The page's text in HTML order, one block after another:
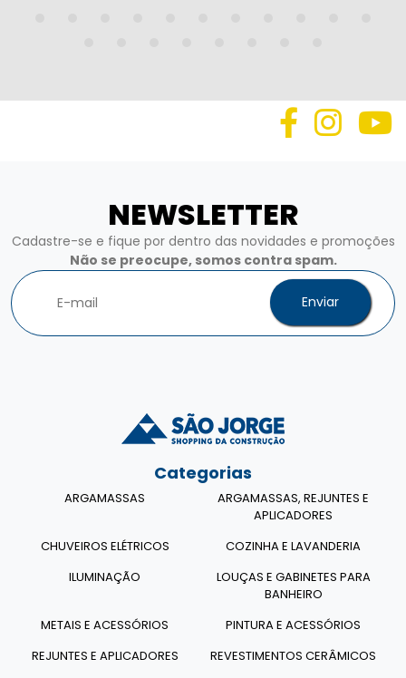
NEWSLETTER
Cadastre-se e fique por dentro das novidades e promoções
Não se preocupe, somos contra spam.
Enviar
Categorias
ARGAMASSAS
ARGAMASSAS, REJUNTES E
APLICADORES
CHUVEIROS ELÉTRICOS
COZINHA E LAVANDERIA
ILUMINAÇÃO
LOUÇAS E GABINETES PARA
BANHEIRO
METAIS E ACESSÓRIOS
PINTURA E ACESSÓRIOS
REJUNTES E APLICADORES
REVESTIMENTOS CERÂMICOS